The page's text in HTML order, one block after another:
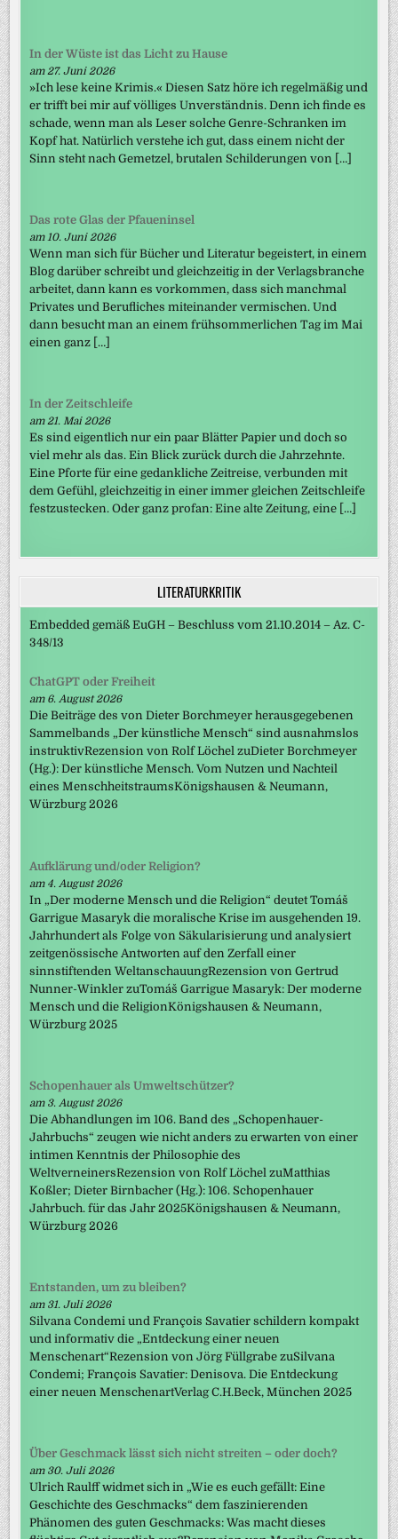
In der Wüste ist das Licht zu Hause
am 27. Juni 2026
»Ich lese keine Krimis.« Diesen Satz höre ich regelmäßig und
er trifft bei mir auf völliges Unverständnis. Denn ich finde es
schade, wenn man als Leser solche Genre-Schranken im
Kopf hat. Natürlich verstehe ich gut, dass einem nicht der
Sinn steht nach Gemetzel, brutalen Schilderungen von […]
Das rote Glas der Pfaueninsel
am 10. Juni 2026
Wenn man sich für Bücher und Literatur begeistert, in einem
Blog darüber schreibt und gleichzeitig in der Verlagsbranche
arbeitet, dann kann es vorkommen, dass sich manchmal
Privates und Berufliches miteinander vermischen. Und
dann besucht man an einem frühsommerlichen Tag im Mai
einen ganz […]
In der Zeitschleife
am 21. Mai 2026
Es sind eigentlich nur ein paar Blätter Papier und doch so
viel mehr als das. Ein Blick zurück durch die Jahrzehnte.
Eine Pforte für eine gedankliche Zeitreise, verbunden mit
dem Gefühl, gleichzeitig in einer immer gleichen Zeitschleife
festzustecken. Oder ganz profan: Eine alte Zeitung, eine […]
LITERATURKRITIK
Embedded gemäß EuGH – Beschluss vom 21.10.2014 – Az. C-
348/13
ChatGPT oder Freiheit
am 6. August 2026
Die Beiträge des von Dieter Borchmeyer herausgegebenen
Sammelbands „Der künstliche Mensch“ sind ausnahmslos
instruktivRezension von Rolf Löchel zuDieter Borchmeyer
(Hg.): Der künstliche Mensch. Vom Nutzen und Nachteil
eines MenschheitstraumsKönigshausen & Neumann,
Würzburg 2026
Aufklärung und/oder Religion?
am 4. August 2026
In „Der moderne Mensch und die Religion“ deutet Tomáš
Garrigue Masaryk die moralische Krise im ausgehenden 19.
Jahrhundert als Folge von Säkularisierung und analysiert
zeitgenössische Antworten auf den Zerfall einer
sinnstiftenden WeltanschauungRezension von Gertrud
Nunner-Winkler zuTomáš Garrigue Masaryk: Der moderne
Mensch und die ReligionKönigshausen & Neumann,
Würzburg 2025
Schopenhauer als Umweltschützer?
am 3. August 2026
Die Abhandlungen im 106. Band des „Schopenhauer-
Jahrbuchs“ zeugen wie nicht anders zu erwarten von einer
intimen Kenntnis der Philosophie des
WeltverneinersRezension von Rolf Löchel zuMatthias
Koßler; Dieter Birnbacher (Hg.): 106. Schopenhauer
Jahrbuch. für das Jahr 2025Königshausen & Neumann,
Würzburg 2026
Entstanden, um zu bleiben?
am 31. Juli 2026
Silvana Condemi und François Savatier schildern kompakt
und informativ die „Entdeckung einer neuen
Menschenart“Rezension von Jörg Füllgrabe zuSilvana
Condemi; François Savatier: Denisova. Die Entdeckung
einer neuen MenschenartVerlag C.H.Beck, München 2025
Über Geschmack lässt sich nicht streiten – oder doch?
am 30. Juli 2026
Ulrich Raulff widmet sich in „Wie es euch gefällt: Eine
Geschichte des Geschmacks“ dem faszinierenden
Phänomen des guten Geschmacks: Was macht dieses